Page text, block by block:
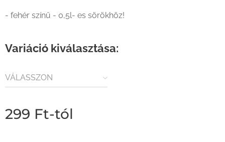
- fehér színű - 0,5l- es sörökhöz!
Variáció kiválasztása:
VÁLASSZON
299 Ft-tól